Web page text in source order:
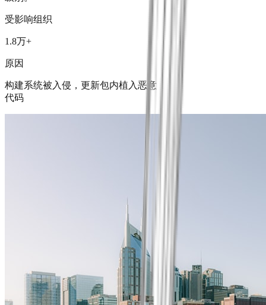
受影响组织
1.8万+
原因
构建系统被入侵，更新包内植入恶意
代码